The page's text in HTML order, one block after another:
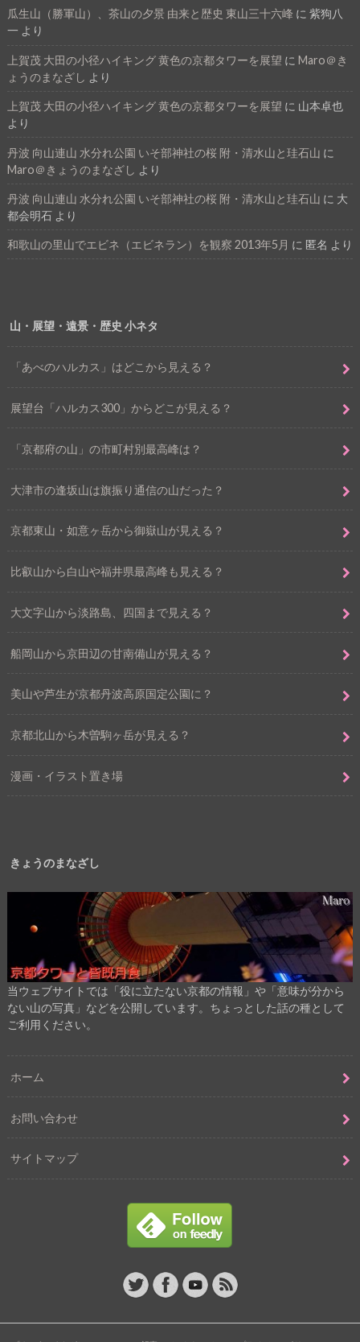
瓜生山（勝軍山）、茶山の夕景 由来と歴史 東山三十六峰 に 紫狗八
一 より
上賀茂 大田の小径ハイキング 黄色の京都タワーを展望 に Maro＠き
ょうのまなざし より
上賀茂 大田の小径ハイキング 黄色の京都タワーを展望 に 山本卓也
より
丹波 向山連山 水分れ公園 いそ部神社の桜 附・清水山と珪石山 に
Maro＠きょうのまなざし より
丹波 向山連山 水分れ公園 いそ部神社の桜 附・清水山と珪石山 に 大
都会明石より
和歌山の里山でエビネ（エビネラン）を観察 2013年5月 に 匿名 より
山・展望・遠景・歴史 小ネタ
「あべのハルカス」はどこから見える？
展望台「ハルカス300」からどこが見える？
「京都府の山」の市町村別最高峰は？
大津市の逢坂山は旗振り通信の山だった？
京都東山・如意ヶ岳から御嶽山が見える？
比叡山から白山や福井県最高峰も見える？
大文字山から淡路島、四国まで見える？
船岡山から京田辺の甘南備山が見える？
美山や芦生が京都丹波高原国定公園に？
京都北山から木曽駒ヶ岳が見える？
漫画・イラスト置き場
きょうのまなざし
当ウェブサイトでは「役に立たない京都の情報」や「意味が分から
ない山の写真」などを公開しています。ちょっとした話の種として
ご利用ください。
ホーム
お問い合わせ
サイトマップ